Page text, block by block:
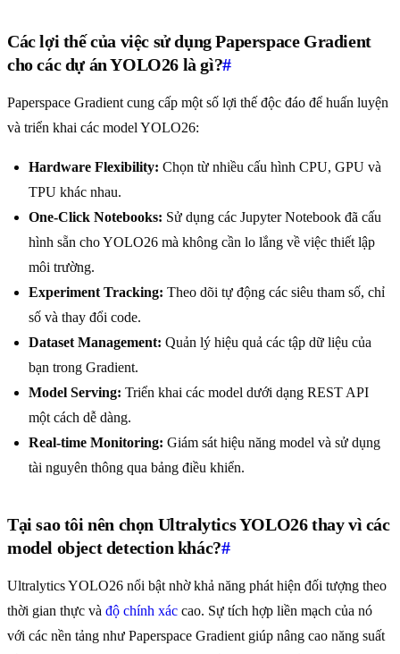
Các lợi thế của việc sử dụng Paperspace Gradient
cho các dự án YOLO26 là gì?#
Paperspace Gradient cung cấp một số lợi thế độc đáo để huấn luyện
và triển khai các model YOLO26:
Hardware Flexibility: Chọn từ nhiều cấu hình CPU, GPU và
TPU khác nhau.
One-Click Notebooks: Sử dụng các Jupyter Notebook đã cấu
hình sẵn cho YOLO26 mà không cần lo lắng về việc thiết lập
môi trường.
Experiment Tracking: Theo dõi tự động các siêu tham số, chỉ
số và thay đổi code.
Dataset Management: Quản lý hiệu quả các tập dữ liệu của
bạn trong Gradient.
Model Serving: Triển khai các model dưới dạng REST API
một cách dễ dàng.
Real-time Monitoring: Giám sát hiệu năng model và sử dụng
tài nguyên thông qua bảng điều khiển.
Tại sao tôi nên chọn Ultralytics YOLO26 thay vì các
model object detection khác?#
Ultralytics YOLO26 nổi bật nhờ khả năng phát hiện đối tượng theo
thời gian thực và độ chính xác cao. Sự tích hợp liền mạch của nó
với các nền tảng như Paperspace Gradient giúp nâng cao năng suất